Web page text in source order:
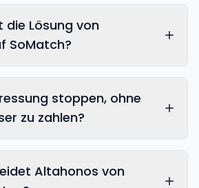
die Lösung von
SoMatch?
stoppen, ohne
zu zahlen?
Altahonos von